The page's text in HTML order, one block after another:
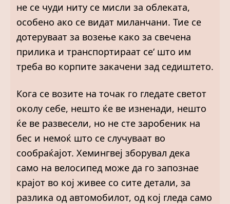
не се чуди ниту се мисли за облеката,
особено ако се видат миланчани. Тие се
дотеруваат за возење како за свечена
прилика и транспортираат се‘ што им
треба во корпите закачени зад седиштето.
Кога се возите на точак го гледате светот
околу себе, нешто ќе ве изненади, нешто
ќе ве развесели, но не сте заробеник на
бес и немоќ што се случуваат во
сообраќајот. Хемингвеј зборувал дека
само на велосипед може да го запознае
крајот во кој живее со сите детали, за
разлика од автомобилот, од кој гледа само